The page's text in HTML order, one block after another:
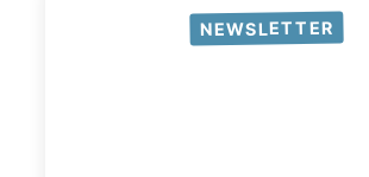
NEWSLETTER